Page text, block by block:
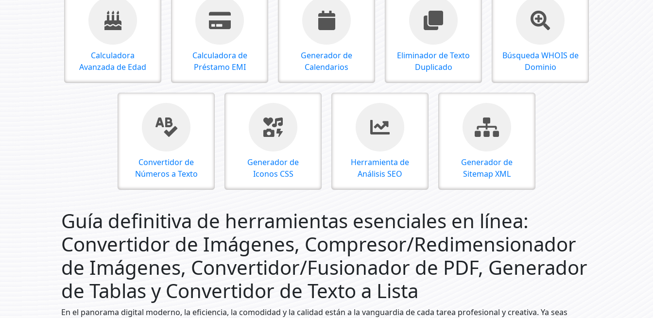
Calculadora
Avanzada de Edad
Calculadora de
Préstamo EMI
Generador de
Calendarios
Eliminador de Texto
Duplicado
Búsqueda WHOIS de
Dominio
Convertidor de
Números a Texto
Generador de
Iconos CSS
Herramienta de
Análisis SEO
Generador de
Sitemap XML
Guía definitiva de herramientas esenciales en línea:
Convertidor de Imágenes, Compresor/Redimensionador
de Imágenes, Convertidor/Fusionador de PDF, Generador
de Tablas y Convertidor de Texto a Lista
En el panorama digital moderno, la eficiencia, la comodidad y la calidad están a la vanguardia de cada tarea profesional y creativa. Ya seas